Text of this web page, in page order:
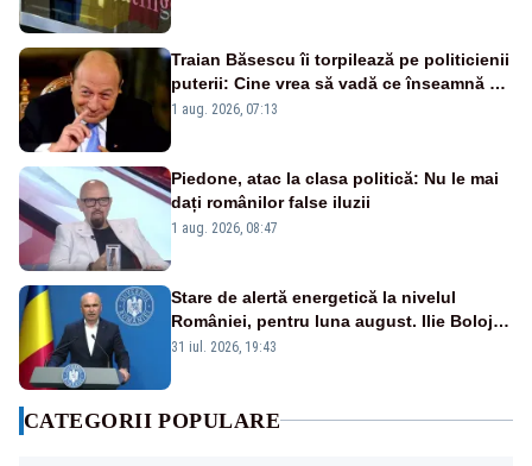
Traian Băsescu îi torpilează pe politicienii
puterii: Cine vrea să vadă ce înseamnă să
fii prost, se uită la România
1 aug. 2026, 07:13
Piedone, atac la clasa politică: Nu le mai
dați românilor false iluzii
1 aug. 2026, 08:47
Stare de alertă energetică la nivelul
României, pentru luna august. Ilie Bolojan
a anunțat importuri și posibile restricții –
31 iul. 2026, 19:43
CATEGORII POPULARE